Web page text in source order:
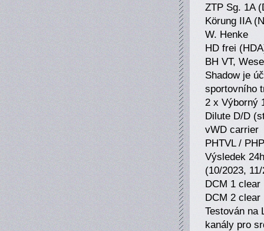
ZTP Sg. 1A
Körung IIA
W. Henke
HD frei
BH VT,
Shadow je
sportovního
2 x Výborný
Dilute D/D
vWD carrier
PHTVL /
Výsledek
(10/2023,
DCM 1 clear
DCM 2 clear
Testován na
kanály pro